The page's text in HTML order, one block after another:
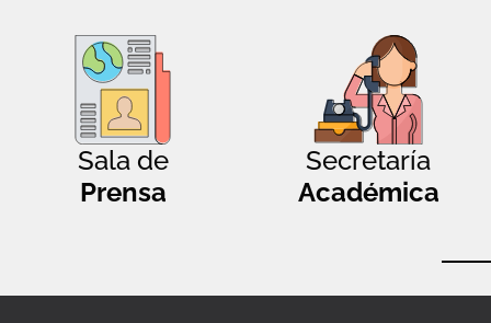
Sala de
Prensa
Secretaría
Académica